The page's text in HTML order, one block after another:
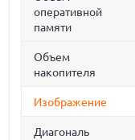
оперативной
памяти
Объем
накопителя
Изображение
Диагональ